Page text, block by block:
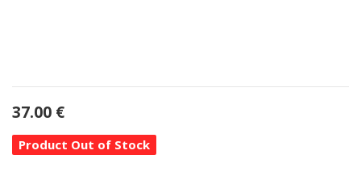
37.00 €
Product Out of Stock